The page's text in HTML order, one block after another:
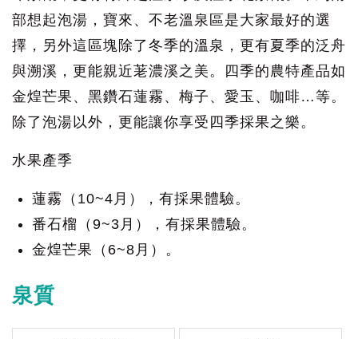
部想起泡湯，寶來、不老溫泉區是大家最好的選
擇，另外這區塊除了冬季的溫泉，更有夏季的泛舟
與溯溪，更能親近荖濃溪之美。四季的農特產品如
金煌芒果、黑鑽石蓮霧、梅子、愛玉、咖啡…等。
除了泡湯以外，更能讓你享受四季採果之樂。
水果產季
蓮霧（10~4月），有採果體驗。
番石榴（9~3月），有採果體驗。
金煌芒果（6~8月）。
泉質